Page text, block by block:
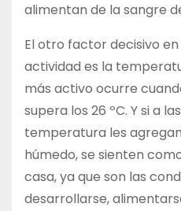
alimentan de la sangre
El otro factor decisivo
actividad es la
más activo ocurre
supera los 26 ºC. Y si a
temperatura les
húmedo, se sienten
casa, ya que son las
desarrollarse,